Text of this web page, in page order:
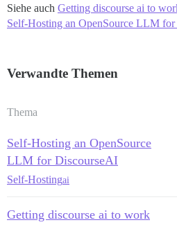
Siehe auch Getting discourse ai to
Self-Hosting an OpenSource LLM
Verwandte Themen
Thema
Self-Hosting an OpenSource
LLM for DiscourseAI
Self-Hostingai
Getting discourse ai to work